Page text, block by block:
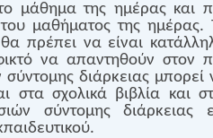
μάθημα της ημέρας και
μαθήματος της
πρέπει να είναι
να απαντηθούν στον
διάρκειας μπορεί
στα σχολικά βιβλία και
σύντομης διάρκειας